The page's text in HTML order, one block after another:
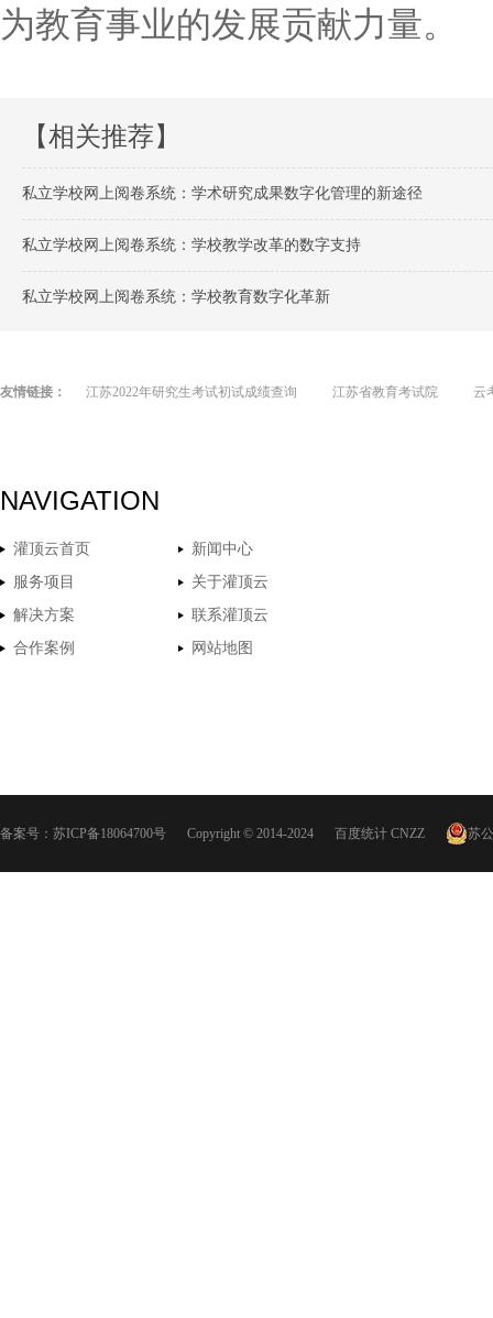
为教育事业的发展贡献力量。
【相关推荐】
私立学校网上阅卷系统：学术研究成果数字化管理的新途径
私立学校网上阅卷系统：学校教学改革的数字支持
私立学校网上阅卷系统：学校教育数字化革新
友情链接： 江苏2022年研究生考试初试成绩查询 江苏省教育考试院 云
NAVIGATION
灌顶云首页
新闻中心
服务项目
关于灌顶云
解决方案
联系灌顶云
合作案例
网站地图
备案号： 苏ICP备18064700号 Copyright © 2014-2024 百度统计 CNZZ 苏